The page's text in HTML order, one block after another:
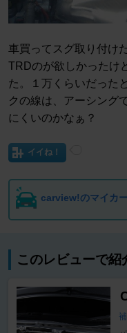
車買ってスグ取り付け
TRDのが欲しかったけ
た。１万くらいだった
クの線は、アーシング
にくいのかなぁ？
イイね！
carview!のマイカ
このレビューで紹